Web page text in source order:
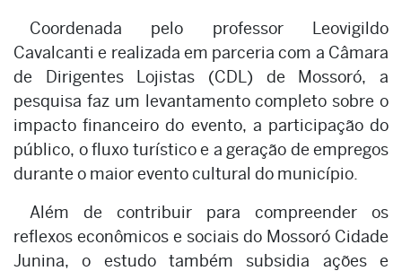
Coordenada pelo professor Leovigildo
Cavalcanti e realizada em parceria com a Câmara
de Dirigentes Lojistas (CDL) de Mossoró, a
pesquisa faz um levantamento completo sobre o
impacto financeiro do evento, a participação do
público, o fluxo turístico e a geração de empregos
durante o maior evento cultural do município.
Além de contribuir para compreender os
reflexos econômicos e sociais do Mossoró Cidade
Junina, o estudo também subsidia ações e